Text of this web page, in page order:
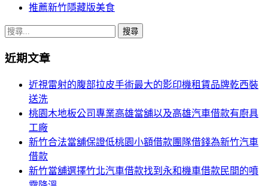
推薦新竹隱藏版美食
搜
關
近期文章
近視雷射的腹部拉皮手術最大的影印機租賃品牌乾西裝
送洗
桃園木地板公司專業高雄當舖以及高雄汽車借款有廚具
工廠
新竹合法當舖保證低桃園小額借款團隊借錢為新竹汽車
借款
新竹當舖選擇竹北汽車借款找到永和機車借款民間的噴